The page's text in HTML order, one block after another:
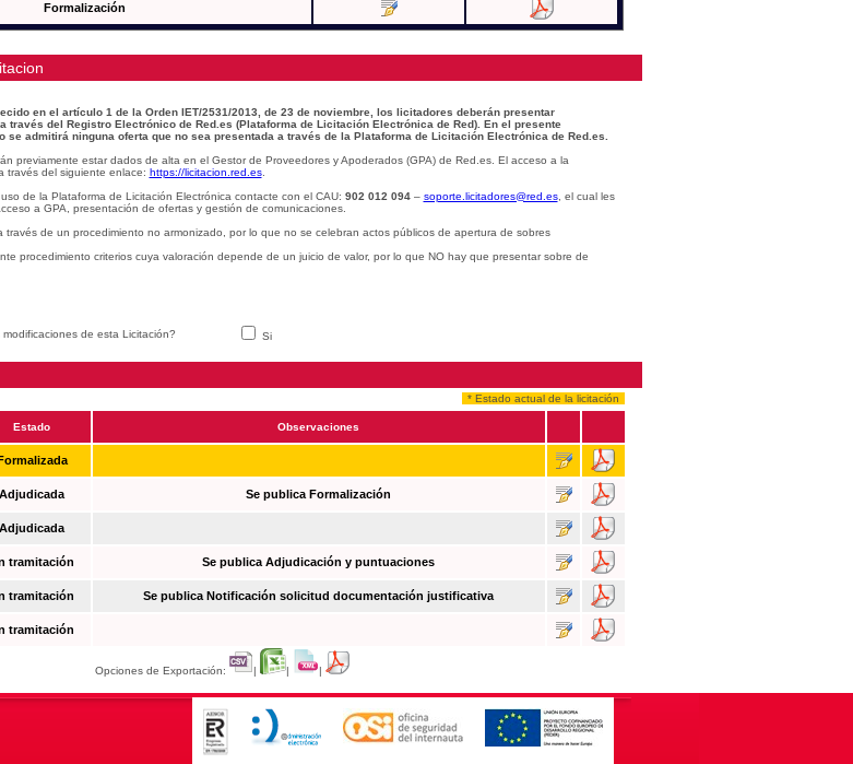
Formalización
en el artículo 1 de la Orden IET/2531/2013, de 23 de noviembre, los licitadores deberán presentar
través del Registro Electrónico de Red.es (Plataforma de Licitación Electrónica de Red). En el presente
se admitirá ninguna oferta que no sea presentada a través de la Plataforma de Licitación Electrónica de Red.es.
previamente estar dados de alta en el Gestor de Proveedores y Apoderados (GPA) de Red.es. El acceso a la
través del siguiente enlace: https://licitacion.red.es.
de la Plataforma de Licitación Electrónica contacte con el CAU: 902 012 094– soporte.licitadores@red.es, el cual les
a GPA, presentación de ofertas y gestión de comunicaciones.
través de un procedimiento no armonizado, por lo que no se celebran actos públicos de apertura de sobres
procedimiento criterios cuya valoración depende de un juicio de valor, por lo que NO hay que presentar sobre de
de esta Licitación? Si
* Estado actual de la licitación
Estado Observaciones
Adjudicada Se publica Formalización
Adjudicada
tramitación Se publica Adjudicación y puntuaciones
tramitación Se publica Notificación solicitud documentación justificativa
tramitación
Opciones de Exportación: | | |